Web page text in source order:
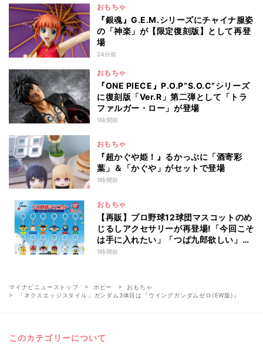
おもちゃ
『銀魂』G.E.M.シリーズにチャイナ服姿
の「神楽」が【限定復刻版】として再登
場
24分前
おもちゃ
『ONE PIECE』P.O.P“S.O.C”シリーズ
に復刻版「Ver.R」第二弾として「トラ
ファルガー・ロー」が登場
1時間前
おもちゃ
『超かぐや姫！』るかっぷに「酒寄彩
葉」＆「かぐや」がセットで登場
1時間前
おもちゃ
【再販】プロ野球12球団マスコットのめ
じるしアクセサリーが再登場!「今回こそ
は手に入れたい」「つば九郎欲しい」と
話題
1時間前
マイナビニューストップ ホビー
おもちゃ
「ネクスエッジスタイル」ガンダム3体目は『ウイングガンダムゼロ(EW版)』
このカテゴリーについて